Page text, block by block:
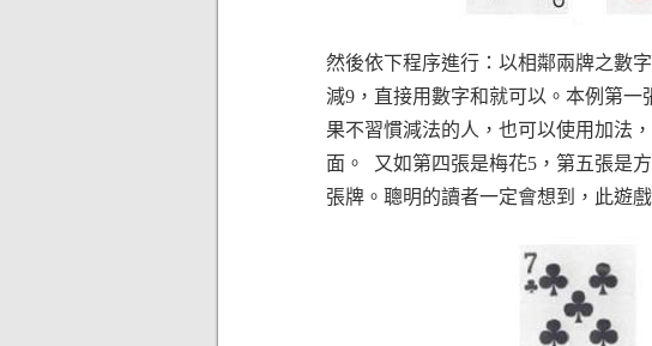
然後依下程序進行：以相鄰兩牌之數
減9，直接用數字和就可以。本例第一
果不習慣減法的人，也可以使用加法
面。 又如第四張是梅花5，第五張是
張牌。聰明的讀者一定會想到，此遊